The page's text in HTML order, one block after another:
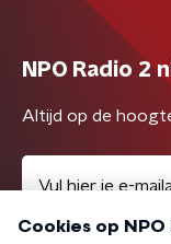
NPO Radio 2
Altijd op de